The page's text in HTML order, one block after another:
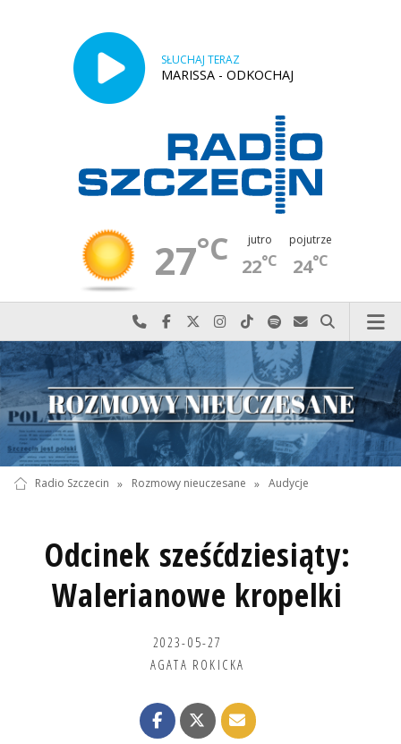
SŁUCHAJ TERAZ
MARISSA - ODKOCHAJ
27°C jutro
22°C
pojutrze
24°C
Najlepiej po prostu do nas zadzwoń
Odwiedź nas na Facebook-u
Odwiedź nas na X
Odwiedź nas na Instagram-ie
Odwiedź nas na TikTok-u
Szukaj nas na Spotify
Wyślij do nas
Szukaj
Radio Szczecin » Rozmowy nieuczesane » Audycje
Odcinek sześćdziesiąty:
Walerianowe kropelki
2023-05-27
AGATA ROKICKA